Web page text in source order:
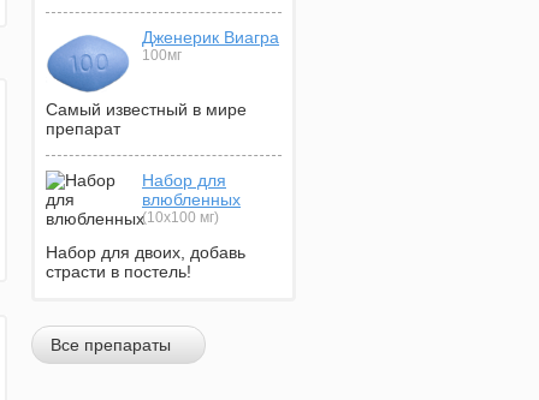
Дженерик Виагра
100мг
Самый известный в мире
препарат
Набор для
влюбленных
(10х100 мг)
Набор для двоих, добавь
страсти в постель!
Все препараты